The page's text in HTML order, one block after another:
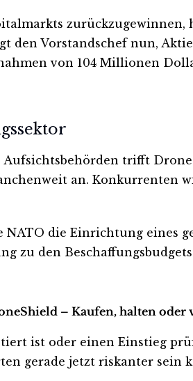
den Vorstandschef nun,
von 104 Millionen
trifft
an. Konkurrenten
NATO die Einrichtung eines
zu den
– Kaufen, halten oder
ist oder einen Einstieg
gerade jetzt riskanter sein